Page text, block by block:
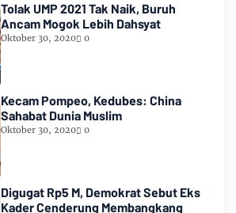
Tolak UMP 2021 Tak Naik, Buruh
Ancam Mogok Lebih Dahsyat
Oktober 30, 2020 0
Kecam Pompeo, Kedubes: China
Sahabat Dunia Muslim
Oktober 30, 2020 0
Digugat Rp5 M, Demokrat Sebut Eks
Kader Cenderung Membangkang